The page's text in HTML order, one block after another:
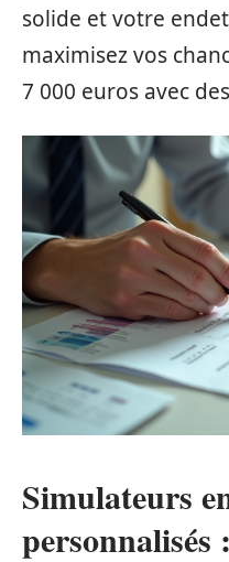
solide et votre
maximisez vos
7 000 euros avec
Simulateurs
personnalisés